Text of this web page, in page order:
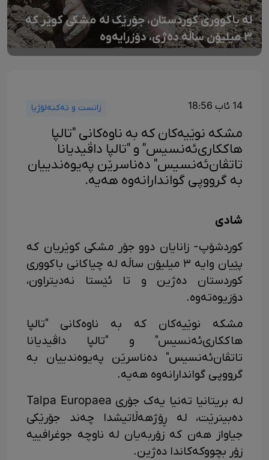
لە باکووری کوردستان، جۆرێک لە مشکی کوێر کە
٣ میلیۆن ساڵە دەژی، دۆزرایەوە
14 ئاب 18:56 زانست و تەکنەلۆژیا
مشکە نوێیەکان کە بە ناوەکانی "تالپا
هاککاری‌ئەنسیس" و "تالپا داڤیدیانا
تاتڤان‌ئەنسیس" دەناسرێن پەیوەندییان
بە گرووپی گواندارانەوە هەیە.
شادی
کوردشۆپ- زانایان دوو جۆر مشکی کوێریان کە
پێیان وایە ٣ میلیۆن ساڵە لە چیاکانی باکووری
کوردستان دەژین و تا ئێستا نەدیتراون،
دۆزیوەتەوە.
مشکە نوێیەکان کە بە ناوەکانی "تالپا
هاککاری‌ئەنسیس" و "تالپا داڤیدیانا
تاتڤان‌ئەنسیس" دەناسرێن پەیوەندییان بە
گرووپی گواندارانەوە هەیە.
لە بریتانیا تەنیا یەک جۆری Talpa Europaea
دەبینرێت، لە ڕۆژهەڵاتیشدا چەند جۆرێکی
جیاواز هەن کە زۆربەیان لە ناوچە جوغرافییە
زۆر بچووکەکاندا دەژین.